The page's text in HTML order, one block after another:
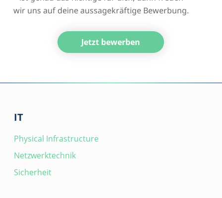
wir uns auf deine aussagekräftige Bewerbung.
Jetzt bewerben
IT
Physical Infrastructure
Netzwerktechnik
Sicherheit